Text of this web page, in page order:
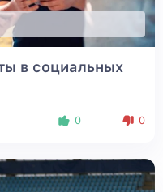
в социальных
0 0